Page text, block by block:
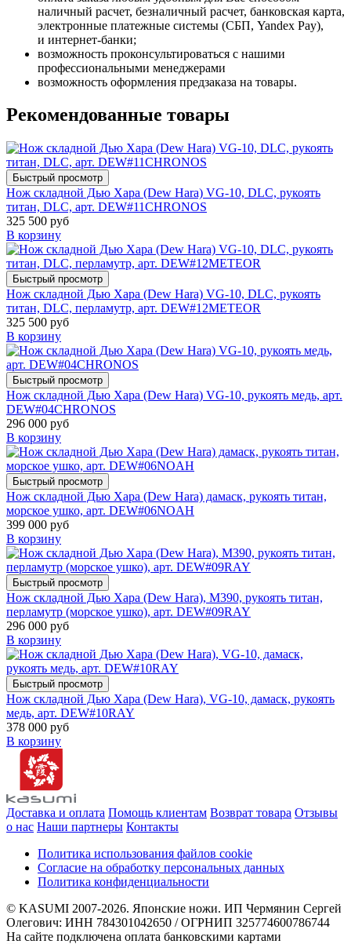
наличный расчет, безналичный расчет, банковская карта,
электронные платежные системы (СБП, Yandex Pay),
и интернет-банки;
возможность проконсультироваться с нашими
профессиональными менеджерами
возможность оформления предзаказа на товары.
Рекомендованные товары
Быстрый просмотр
Нож складной Дью Хара (Dew Hara) VG-10, DLC, рукоять
титан, DLC, арт. DEW#11CHRONOS
325 500 руб
В корзину
Быстрый просмотр
Нож складной Дью Хара (Dew Hara) VG-10, DLC, рукоять
титан, DLC, перламутр, арт. DEW#12METEOR
325 500 руб
В корзину
Быстрый просмотр
Нож складной Дью Хара (Dew Hara) VG-10, рукоять медь, арт.
DEW#04CHRONOS
296 000 руб
В корзину
Быстрый просмотр
Нож складной Дью Хара (Dew Hara) дамаск, рукоять титан,
морское ушко, арт. DEW#06NOAH
399 000 руб
В корзину
Быстрый просмотр
Нож складной Дью Хара (Dew Hara), M390, рукоять титан,
перламутр (морское ушко), арт. DEW#09RAY
296 000 руб
В корзину
Быстрый просмотр
Нож складной Дью Хара (Dew Hara), VG-10, дамаск, рукоять
медь, арт. DEW#10RAY
378 000 руб
В корзину
Доставка и оплата Помощь клиентам Возврат товара Отзывы
о нас Наши партнеры Контакты
Политика использования файлов cookie
Согласие на обработку персональных данных
Политика конфиденциальности
© KASUMI 2007-2026. Японские ножи. ИП Чермянин Сергей
Олегович: ИНН 784301042650 / ОГРНИП 325774600786744
На сайте подключена оплата банковскими картами